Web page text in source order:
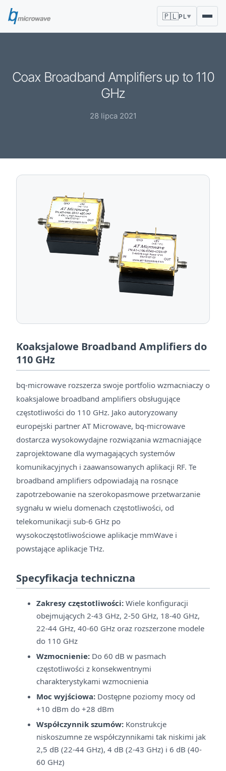
🇵🇱PL ▼
Coax Broadband Amplifiers up to 110
GHz
28 lipca 2021
Koaksjalowe Broadband Amplifiers do
110 GHz
bq-microwave rozszerza swoje portfolio wzmacniaczy o
koaksjalowe broadband amplifiers obsługujące
częstotliwości do 110 GHz. Jako autoryzowany
europejski partner AT Microwave, bq-microwave
dostarcza wysokowydajne rozwiązania wzmacniające
zaprojektowane dla wymagających systemów
komunikacyjnych i zaawansowanych aplikacji RF. Te
broadband amplifiers odpowiadają na rosnące
zapotrzebowanie na szerokopasmowe przetwarzanie
sygnału w wielu domenach częstotliwości, od
telekomunikacji sub-6 GHz po
wysokoczęstotliwościowe aplikacje mmWave i
powstające aplikacje THz.
Specyfikacja techniczna
Zakresy częstotliwości: Wiele konfiguracji
obejmujących 2-43 GHz, 2-50 GHz, 18-40 GHz,
22-44 GHz, 40-60 GHz oraz rozszerzone modele
do 110 GHz
Wzmocnienie: Do 60 dB w pasmach
częstotliwości z konsekwentnymi
charakterystykami wzmocnienia
Moc wyjściowa: Dostępne poziomy mocy od
+10 dBm do +28 dBm
Współczynnik szumów: Konstrukcje
niskoszumne ze współczynnikami tak niskimi jak
2,5 dB (22-44 GHz), 4 dB (2-43 GHz) i 6 dB (40-
60 GHz)